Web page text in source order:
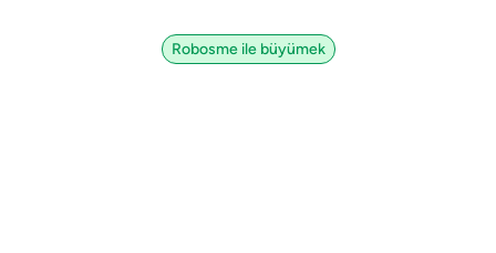
Robosme ile büyümek